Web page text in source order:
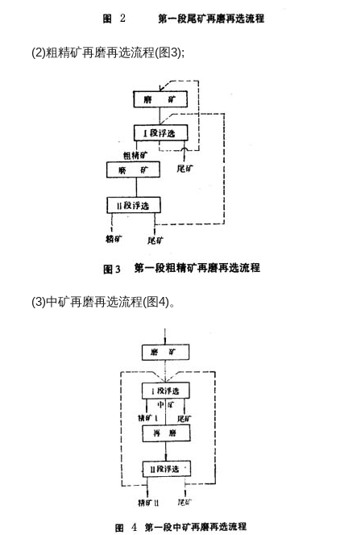
(2)粗精矿再磨再选流程(图3);
(3)中矿再磨再选流程(图4)。